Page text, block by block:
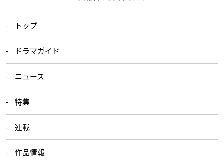
トップ
ドラマガイド
ニュース
特集
連載
作品情報